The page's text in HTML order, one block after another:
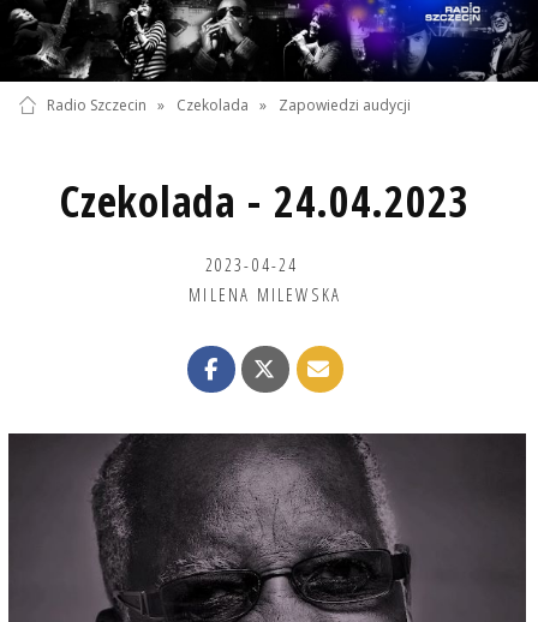
Radio Szczecin » Czekolada » Zapowiedzi audycji
Czekolada - 24.04.2023
2023-04-24
MILENA MILEWSKA